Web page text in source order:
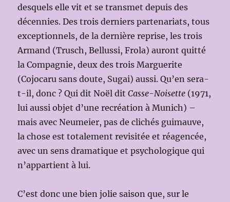
desquels elle vit et se transmet depuis des
décennies. Des trois derniers partenariats, tous
exceptionnels, de la dernière reprise, les trois
Armand (Trusch, Bellussi, Frola) auront quitté
la Compagnie, deux des trois Marguerite
(Cojocaru sans doute, Sugai) aussi. Qu’en sera-
t-il, donc ? Qui dit Noël ditCasse-Noisette (1971,
lui aussi objet d’une recréation à Munich) –
mais avec Neumeier, pas de clichés guimauve,
la chose est totalement revisitée et réagencée,
avec un sens dramatique et psychologique qui
n’appartient à lui.
C’est donc une bien jolie saison que, sur le